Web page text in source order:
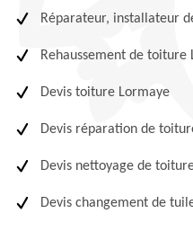
Réparateur, installateur
Rehaussement de toiture
Devis toiture Lormaye
Devis réparation de
Devis nettoyage de
Devis changement de